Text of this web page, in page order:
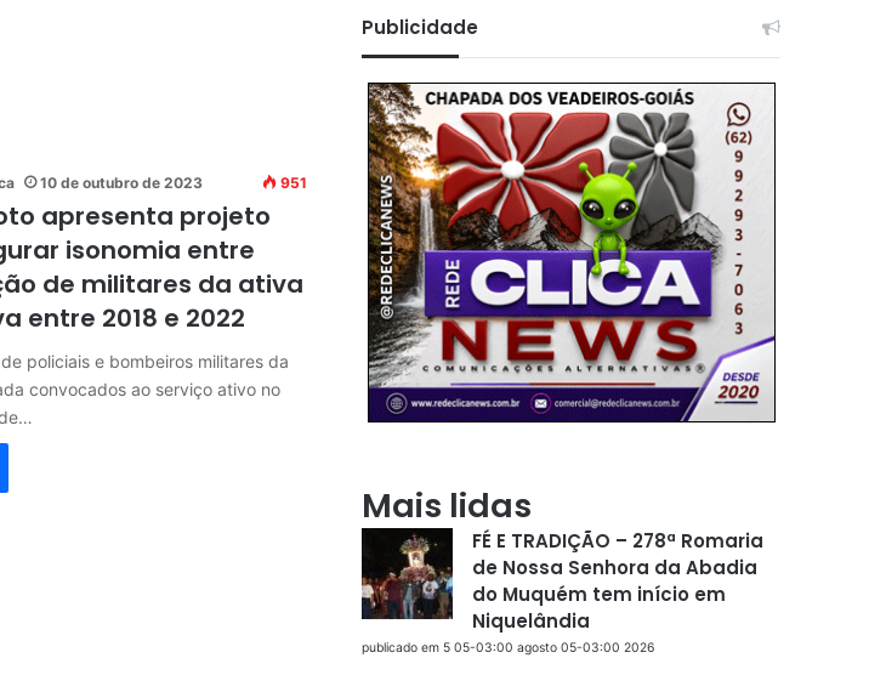
10 de outubro de 2023 951
apresenta projeto
isonomia entre
de militares da ativa
entre 2018 e 2022
policiais e bombeiros militares da
convocados ao serviço ativo no
Publicidade
Mais lidas
FÉ E TRADIÇÃO – 278ª Romaria
de Nossa Senhora da Abadia
do Muquém tem início em
Niquelândia
publicado em 5 05-03:00 agosto 05-03:00 2026